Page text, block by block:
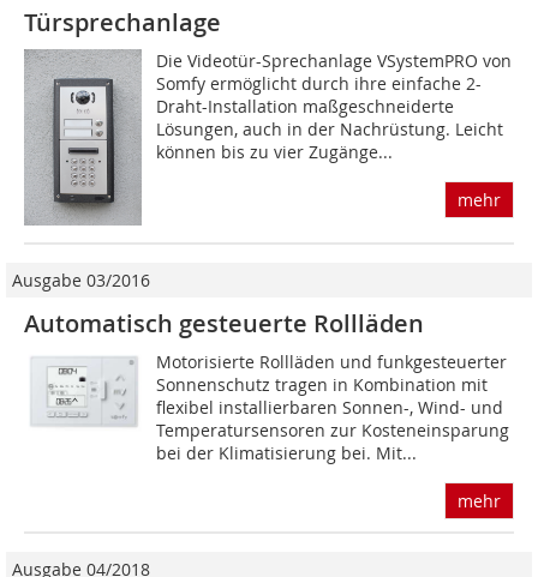
Türsprechanlage
Die Videotür-Sprechanlage VSystemPRO von
Somfy ermöglicht durch ihre einfache 2-
Draht-Installation maßgeschneiderte
Lösungen, auch in der Nachrüstung. Leicht
können bis zu vier Zugänge...
mehr
Ausgabe 03/2016
Automatisch gesteuerte Rollläden
Motorisierte Rollläden und funkgesteuerter
Sonnenschutz tragen in Kombination mit
flexibel installierbaren Sonnen-, Wind- und
Temperatursensoren zur Kosteneinsparung
bei der Klimatisierung bei. Mit...
mehr
Ausgabe 04/2018